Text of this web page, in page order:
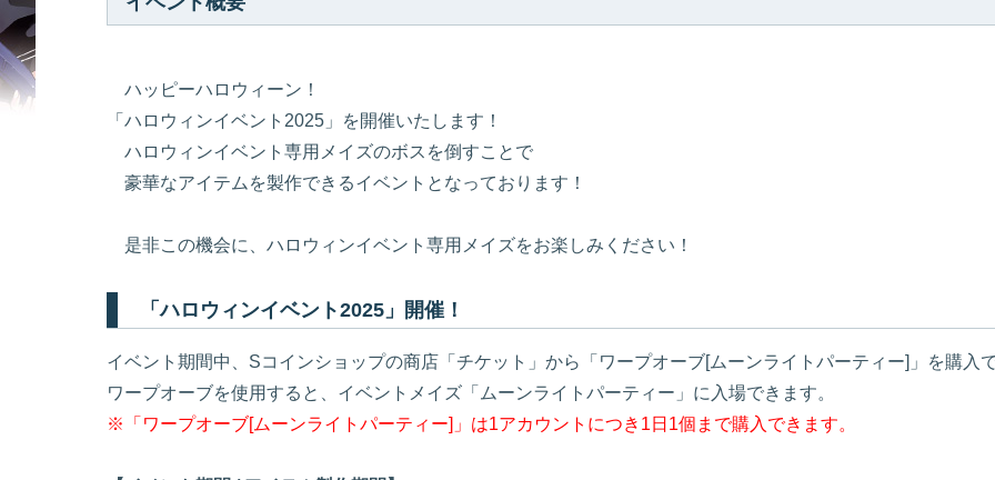
ハッピーハロウィーン！
「ハロウィンイベント2025」を開催いたします！
ハロウィンイベント専用メイズのボスを倒すことで
豪華なアイテムを製作できるイベントとなっております！
是非この機会に、ハロウィンイベント専用メイズをお楽しみください！
「ハロウィンイベント2025」開催！
イベント期間中、Sコインショップの商店「チケット」から「ワープオーブ[ムーンライトパーティー]」を購入
ワープオーブを使用すると、イベントメイズ「ムーンライトパーティー」に入場できます。
※「ワープオーブ[ムーンライトパーティー]」は1アカウントにつき1日1個まで購入できます。